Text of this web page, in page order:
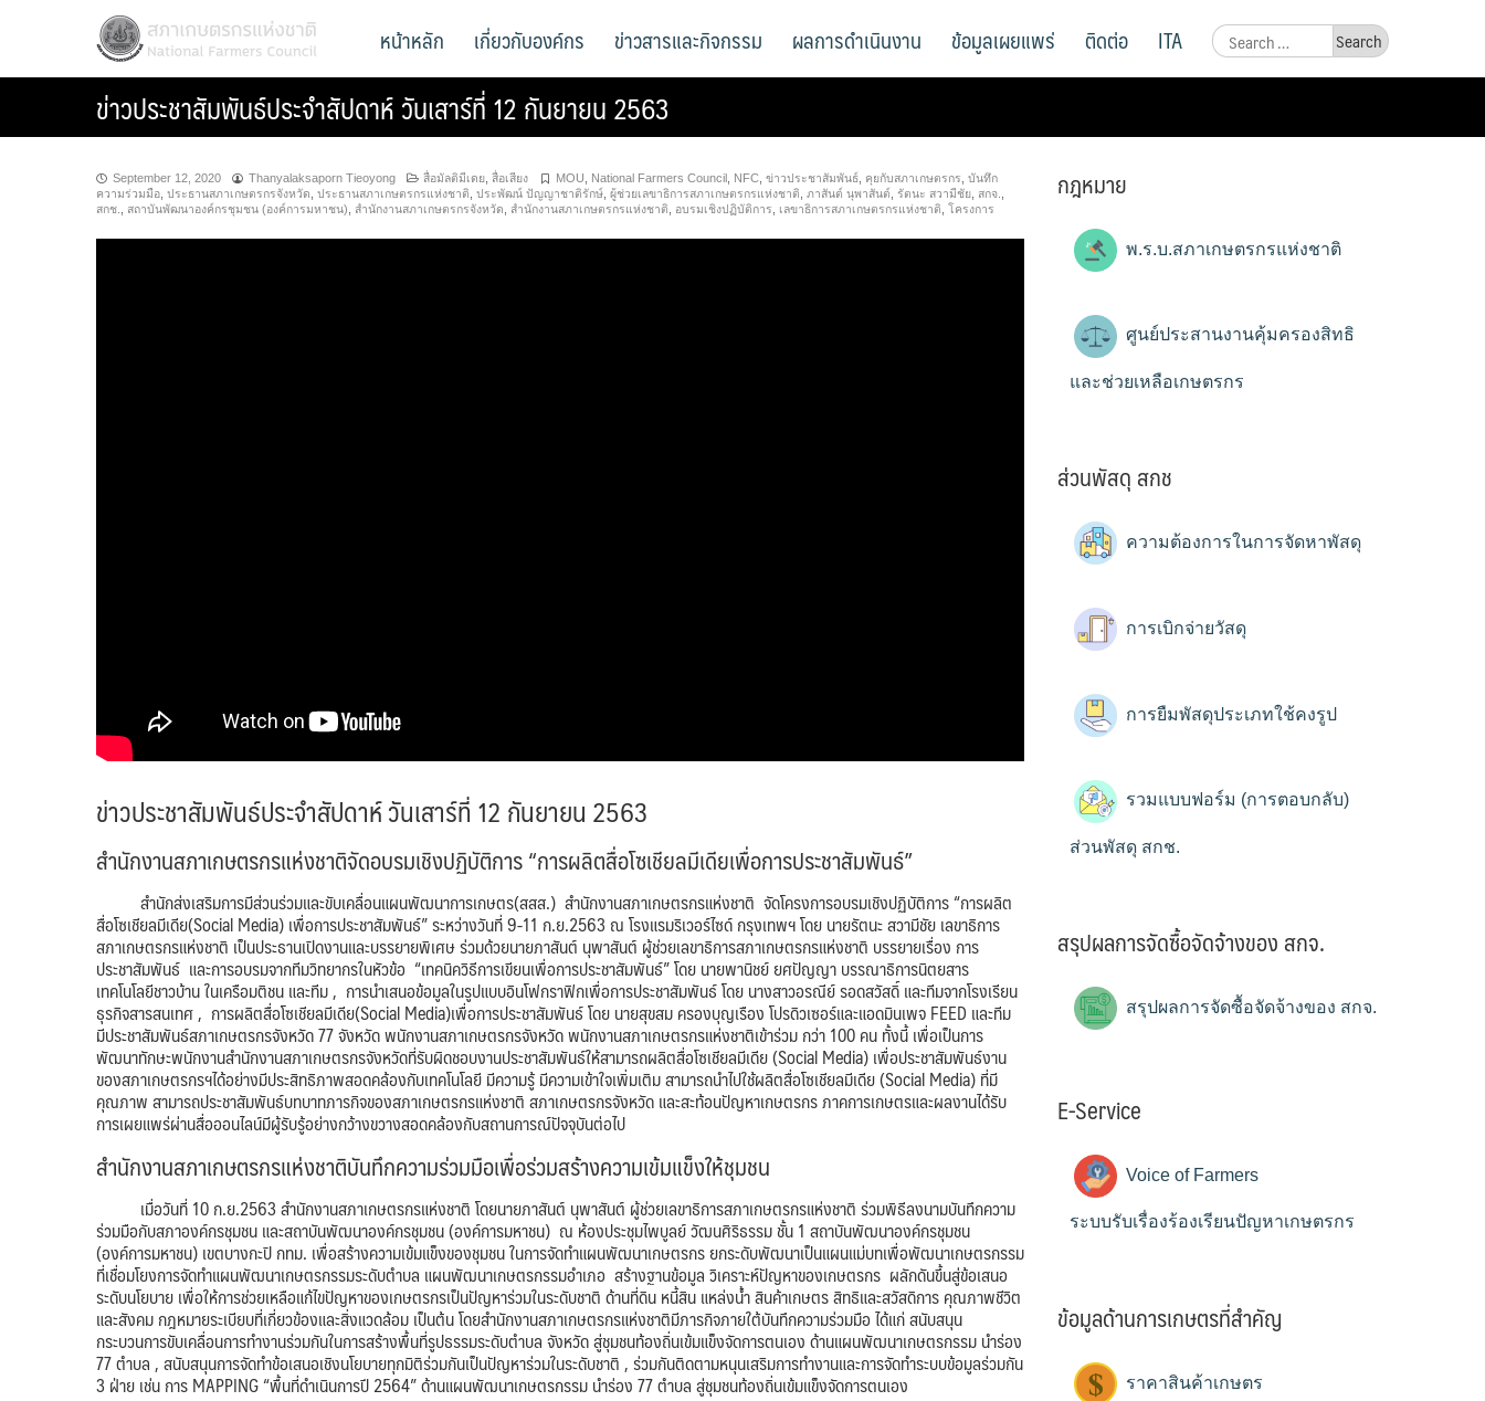
สภาเกษตรกรแห่งชาติ
National Farmers Council
Search
for:
หน้าหลัก เกี่ยวกับองค์กร ข่าวสารและกิจกรรม ผลการดำเนินงาน ข้อมูลเผยแพร่ ติดต่อ ITA
ข่าวประชาสัมพันธ์ประจำสัปดาห์ วันเสาร์ที่ 12 กันยายน 2563
September 12, 2020 Thanyalaksaporn Tieoyong สื่อมัลติมีเดย สื่อเสียง MOU National Farmers Council NFC ข่าวประชาสัมพันธ์ คุยกับสภาเกษตรกร บันทึก
ความร่วมมือ ประธานสภาเกษตรกรจังหวัด ประธานสภาเกษตรกรแห่งชาติ ประพัฒน์ ปัญญาชาติรักษ์ ผู้ช่วยเลขาธิการสภาเกษตรกรแห่งชาติ ภาสันต์ นุพาสันต์ รัตนะ สวามีชัย สกจ.
สกช.
สถาบันพัฒนาองค์กรชุมชน (องค์การมหาชน) สำนักงานสภาเกษตรกรจังหวัด สำนักงานสภาเกษตรกรแห่งชาติ อบรมเชิงปฏิบัติการ เลขาธิการสภาเกษตรกรแห่งชาติ โครงการ
ข่าวประชาสัมพันธ์ประจำสัปดาห์ วันเสาร์ที่ 12 กันยายน 2563
สำนักงานสภาเกษตรกรแห่งชาติจัดอบรมเชิงปฏิบัติการ “การผลิตสื่อโซเชียลมีเดียเพื่อการประชาสัมพันธ์”
สำนักส่งเสริมการมีส่วนร่วมและขับเคลื่อนแผนพัฒนาการเกษตร(สสส.) สำนักงานสภาเกษตรกรแห่งชาติ จัดโครงการอบรมเชิงปฏิบัติการ “การผลิต
สื่อโซเชียลมีเดีย(Social Media) เพื่อการประชาสัมพันธ์” ระหว่างวันที่ 9-11 ก.ย.2563 ณ โรงแรมริเวอร์ไซด์ กรุงเทพฯ โดย นายรัตนะ สวามีชัย เลขาธิการ
สภาเกษตรกรแห่งชาติ เป็นประธานเปิดงานและบรรยายพิเศษ ร่วมด้วยนายภาสันต์ นุพาสันต์ ผู้ช่วยเลขาธิการสภาเกษตรกรแห่งชาติ บรรยายเรื่อง การ
ประชาสัมพันธ์ และการอบรมจากทีมวิทยากรในหัวข้อ “เทคนิควิธีการเขียนเพื่อการประชาสัมพันธ์” โดย นายพานิชย์ ยศปัญญา บรรณาธิการนิตยสาร
เทคโนโลยีชาวบ้าน ในเครือมติชน และทีม , การนำเสนอข้อมูลในรูปแบบอินโฟกราฟิกเพื่อการประชาสัมพันธ์ โดย นางสาวอรณีย์ รอดสวัสดิ์ และทีมจากโรงเรียน
ธุรกิจสารสนเทศ , การผลิตสื่อโซเชียลมีเดีย(Social Media)เพื่อการประชาสัมพันธ์ โดย นายสุขสม ครองบุญเรือง โปรดิวเซอร์และแอดมินเพจ FEED และทีม
มีประชาสัมพันธ์สภาเกษตรกรจังหวัด 77 จังหวัด พนักงานสภาเกษตรกรจังหวัด พนักงานสภาเกษตรกรแห่งชาติเข้าร่วม กว่า 100 คน ทั้งนี้ เพื่อเป็นการ
พัฒนาทักษะพนักงานสำนักงานสภาเกษตรกรจังหวัดที่รับผิดชอบงานประชาสัมพันธ์ให้สามารถผลิตสื่อโซเชียลมีเดีย (Social Media) เพื่อประชาสัมพันธ์งาน
ของสภาเกษตรกรฯได้อย่างมีประสิทธิภาพสอดคล้องกับเทคโนโลยี มีความรู้ มีความเข้าใจเพิ่มเติม สามารถนำไปใช้ผลิตสื่อโซเชียลมีเดีย (Social Media) ที่มี
คุณภาพ สามารถประชาสัมพันธ์บทบาทภารกิจของสภาเกษตรกรแห่งชาติ สภาเกษตรกรจังหวัด และสะท้อนปัญหาเกษตรกร ภาคการเกษตรและผลงานได้รับ
การเผยแพร่ผ่านสื่อออนไลน์มีผู้รับรู้อย่างกว้างขวางสอดคล้องกับสถานการณ์​ปัจจุบันต่อไป
สำนักงานสภาเกษตรกรแห่งชาติบันทึกความร่วมมือเพื่อร่วมสร้างความเข้มแข็งให้ชุมชน
เมื่อวันที่ 10 ก.ย.2563​ สำนักงานสภาเกษตรกรแห่งชาติ โดยนายภา​สันต์​ นุ​พา​สันต์​ ผู้ช่วย​เลขาธิการ​สภา​เกษตรกร​แห่งชาติ​ ร่วมพิธีลงนามบันทึกความ
ร่วมมือกับสภาองค์กรชุมชน และสถาบันพัฒนาองค์กรชุมชน (องค์การมหาชน) ณ ห้องประชุมไพบูลย์ วัฒนศิริธรรม ชั้น 1 สถาบันพัฒนาองค์กรชุมชน
(องค์การมหาชน) เขตบางกะปิ กทม. เพื่อสร้างความเข้มแข็งของชุมชน ในการจัดทำแผนพัฒนาเกษตรกร ยกระดับพัฒนาเป็นแผนแม่บทเพื่อพัฒนาเกษตรกรรม
ที่เชื่อมโยงการจัดทำแผนพัฒนาเกษตรกรรมระดับตำบล แผนพัฒนาเกษตรกรรมอำเภอ สร้างฐานข้อมูล วิเคราะห์ปัญหาของเกษตรกร ผลักดันขึ้นสู่ข้อเสนอ
ระดับนโยบาย เพื่อให้การช่วยเหลือแก้ไขปัญหาของเกษตรกรเป็นปัญหาร่วมในระดับชาติ ด้านที่ดิน หนี้สิน แหล่งน้ำ สินค้าเกษตร สิทธิและสวัสดิการ คุณภาพชีวิต
และสังคม กฎหมายระเบียบที่เกี่ยวข้องและสิ่งแวดล้อม เป็นต้น โดยสำนักงานสภาเกษตรกรแห่งชาติมีภารกิจภายใต้บันทึกความร่วมมือ ได้แก่ สนับสนุน
กระบวนการขับเคลื่อนการทำงานร่วมกันในการสร้างพื้นที่รูปธรรมระดับตำบล จังหวัด สู่ชุมชนท้องถิ่นเข้มแข็งจัดการตนเอง ด้านแผนพัฒนาเกษตรกรรม นำร่อง
77 ตำบล , สนับสนุนการจัดทำข้อเสนอเชิงนโยบายทุกมิติร่วมกันเป็นปัญหาร่วมในระดับชาติ , ร่วมกันติดตามหนุนเสริมการทำงานและการจัดทำระบบข้อมูลร่วมกัน
3 ฝ่าย เช่น การ MAPPING “พื้นที่ดำเนินการปี 2564” ด้านแผนพัฒนาเกษตรกรรม นำร่อง 77 ตำบล สู่ชุมชนท้องถิ่นเข้มแข็งจัดการตนเอง
กฎหมาย
พ.ร.บ.สภาเกษตรกรแห่งชาติ
ศูนย์ประสานงานคุ้มครองสิทธิ
และช่วยเหลือเกษตรกร
ส่วนพัสดุ สกช
ความต้องการในการจัดหาพัสดุ
การเบิกจ่ายวัสดุ
การยืมพัสดุประเภทใช้คงรูป
รวมแบบฟอร์ม (การตอบกลับ)
ส่วนพัสดุ สกช.
สรุปผลการจัดซื้อจัดจ้างของ สกจ.
สรุปผลการจัดซื้อจัดจ้างของ สกจ.
E-Service
Voice of Farmers
ระบบรับเรื่องร้องเรียนปัญหาเกษตรกร
ข้อมูลด้านการเกษตรที่สำคัญ
ราคาสินค้าเกษตร